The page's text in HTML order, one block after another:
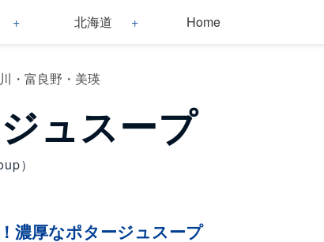
北海道 Home
・富良野・美瑛
ュスープ
）
濃厚なポタージュスープ